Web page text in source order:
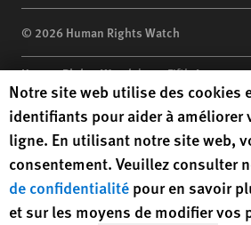
© 2026 Human Rights Watch
Human Rights Watch| 350 Fifth Avenue,
10118-3299USA |t1.212.290.4700
Human Rights Watchis a 501(C)(3)
under EIN: 13-2875808
Human Rights Watch cookie
Notre site web utilise des cookies
identifiants pour aider à améliorer
ligne. En utilisant notre site web,
consentement. Veuillez consulter
de confidentialité pour en savoir
et sur les moyens de modifier vos